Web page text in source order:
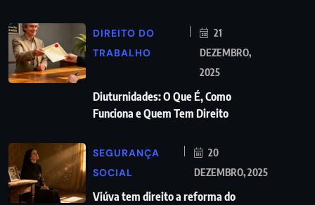
DIREITO DO
TRABALHO
21
DEZEMBRO,
2025
Diuturnidades: O Que É, Como
Funciona e Quem Tem Direito
SEGURANÇA
SOCIAL
20
DEZEMBRO, 2025
Viúva tem direito a reforma do